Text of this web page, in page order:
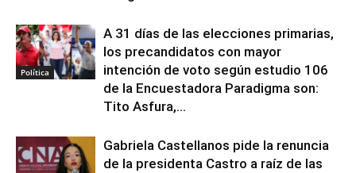
Política
A 31 días de las elecciones primarias,
los precandidatos con mayor
intención de voto según estudio 106
de la Encuestadora Paradigma son:
Tito Asfura,...
Gabriela Castellanos pide la renuncia
de la presidenta Castro a raíz de las